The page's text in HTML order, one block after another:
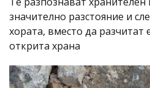
значително разстояние и
хората, вместо да разчитат
открита храна